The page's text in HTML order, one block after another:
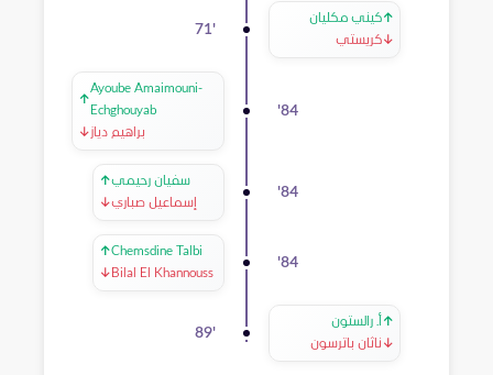
↑كيني مكليان
↓كريستي
71'
84
'
↑
Ayoube Amaimouni-
Echghouyab
↓براهيم دياز
84
'
↑سفيان رحيمي
↓إسماعيل صباري
84
'
↑Chemsdine Talbi
↓ Bilal El Khannouss
↑ أ. رالستون
↓ ناثان باترسون
89'